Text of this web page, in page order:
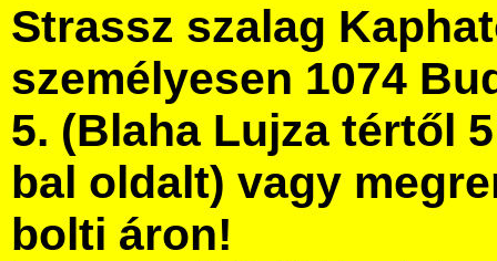
Strassz szalag
személyesen 1074
5. (Blaha Lujza tértől
bal oldalt) vagy
bolti áron!